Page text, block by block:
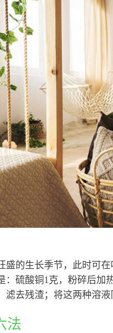
盛的生长季节，此时可
：硫酸铜1克，粉碎后加
滤去残渣；将这两种溶
法